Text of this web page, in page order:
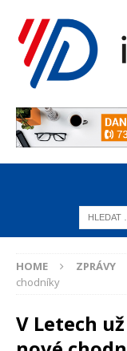
HOME ZPRÁVY
chodníky
V Letech